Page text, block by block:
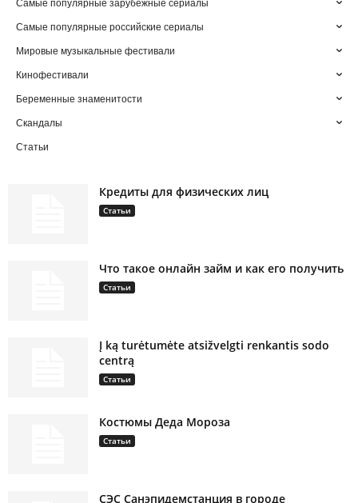
Самые популярные зарубежные сериалы
Самые популярные российские сериалы
Мировые музыкальные фестивали
Кинофестивали
Беременные знаменитости
Скандалы
Статьи
Кредиты для физических лиц
Статьи
Что такое онлайн займ и как его получить
Статьи
Į ką turėtumėte atsižvelgti renkantis sodo
centrą
Статьи
Костюмы Деда Мороза
Статьи
СЭС Санэпидемстанция в городе